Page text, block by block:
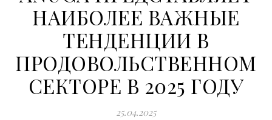
НАИБОЛЕЕ ВАЖНЫЕ
ТЕНДЕНЦИИ В
ПРОДОВОЛЬСТВЕННОМ
СЕКТОРЕ В 2025 ГОДУ
25.04.2025